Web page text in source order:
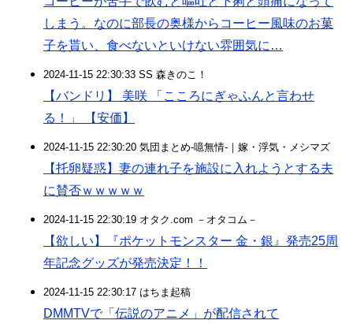
しまう。なのに部長の奥様からコーヒー風味のお菓
子を貰い、食べないといけない雰囲気に…
2024-11-15 22:30:33 SS 森きのこ！
【バンドリ】 美咲 「こころにぎゃふんと言わせ
る！」 【安価】
2024-11-15 22:30:20 気団まとめ-噫無情-｜嫁・浮気・メシマズ
【托卵疑惑】妻の連れ子を施設に入れようとする夫
に賛否ｗｗｗｗｗ
2024-11-15 22:30:19 オタク.com －オタコム－
【欲しい】『ポケットモンスター 金・銀』発売25周
年記念グッズが発売決定！！
2024-11-15 22:30:17 はちま起稿
DMMTVで「伝説のアニメ」が配信されて